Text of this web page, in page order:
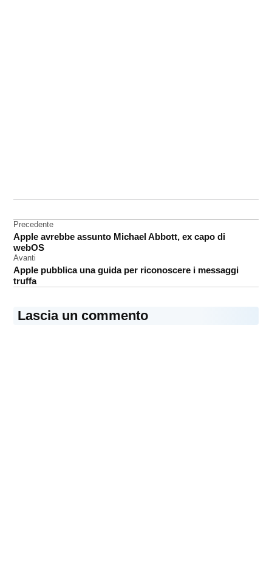
Navigazione
articoli
Precedente
Apple avrebbe assunto Michael Abbott, ex capo di
webOS
Avanti
Apple pubblica una guida per riconoscere i messaggi
truffa
Lascia un commento